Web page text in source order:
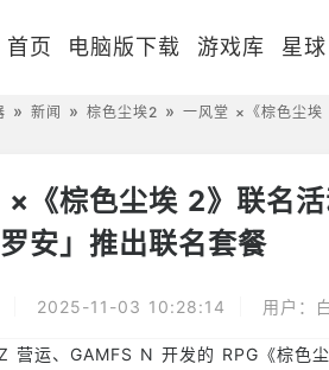
首页 电脑版下载 游戏库 星球
新闻 棕色尘埃2 一风堂 ×《棕色尘埃
×《棕色尘埃 2》联名
安」推出联名套餐
2025-11-03 10:28:14 用户：
营运、GAMFS N 开发的 RPG《棕色